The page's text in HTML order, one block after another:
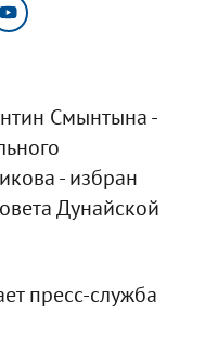
Смынтына -
- избран
Дунайской
пресс-служба